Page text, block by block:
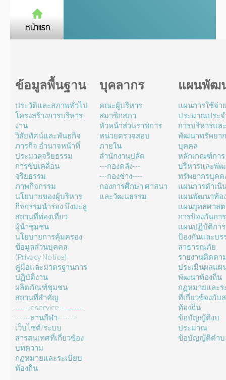
ข้อมูลพื้นฐาน
ประวัติและสภาพทั่วไป
โครงสร้างการบริหาร
งาน
วิสัยทัศน์และพันธกิจ
ภารกิจ อำนาจหน้าที่
ประมวลจริยธรรม
การขับเคลื่อน
จริยธรรม
ภาพกิจกรรม
นโยบายของผู้บริหาร
กิจกรรมนำร่อง บึงมะลู
สถานที่ท่องเที่ยว
ผู้นำชุมชน
นโยบายการคุ้มครอง
ข้อมูลส่วนบุคคล
(Privacy Notice)
คู่มือและมาตรฐานการ
ปฏิบัติงาน
ผลิตภัณฑ์ชุมชน
สถานที่สำคัญ
------eservice---------
------ลานกีฬา-------
เว็บไซต์/ระบบ
สารสนเทศที่เกี่ยวข้อง
บทความ
กฏหมายและระเบียบ
ท้องถิ่น
บุคลากร
คณะผู้บริหาร
สมาชิกสภา
หัวหน้าส่วนราชการ
หน่วยตรวจสอบ
ภายใน
สำนักงานปลัด
---กองคลัง---
---กองช่าง----
กองการศึกษา ศาสนา
และวัฒนธรรม
แผนพัฒ
แผนการใช้จ่า
ประมาณประ
การบริหารแล
พัฒนาทรัพยา
บุคคล
หลักเกณฑ์การ
บริหารและพั
ทรัพยากรบุคค
แผนการดำเนิ
แผนพัฒนาท้อ
แผนยุทธศาส
การป้องกันกา
แผนปฏิบัติการ
ป้องกันและบร
สาธารณภัย
รายงานติดตา
ประเมินผลแผ
พัฒนาท้องถิ่น
กฏหมายและร
ที่เกี่ยวข้องกับ
ท้องถิ่น
ข้อบัญญัติงบ
ประมาณ
ข้อบัญญัติตำบ